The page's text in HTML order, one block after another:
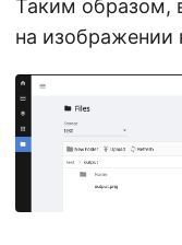
Таким образом,
на изображении